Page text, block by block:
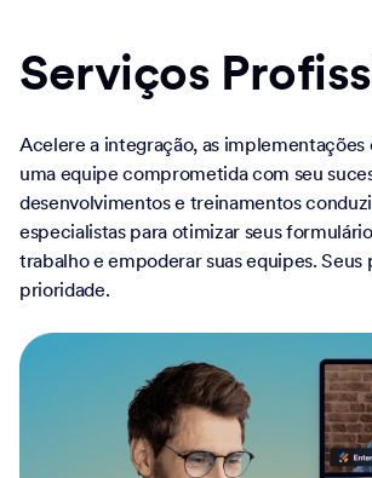
Serviços
Acelere a integração, as
uma equipe comprometida com seu
desenvolvimentos e treinamentos
especialistas para otimizar seus
trabalho e empoderar suas equipes. Seus
prioridade.